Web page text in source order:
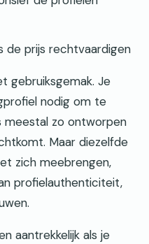
de prijs rechtvaardigen
gebruiksgemak. Je
nodig om te
meestal zo ontworpen
Maar diezelfde
zich meebrengen,
profielauthenticiteit,
aantrekkelijk als je